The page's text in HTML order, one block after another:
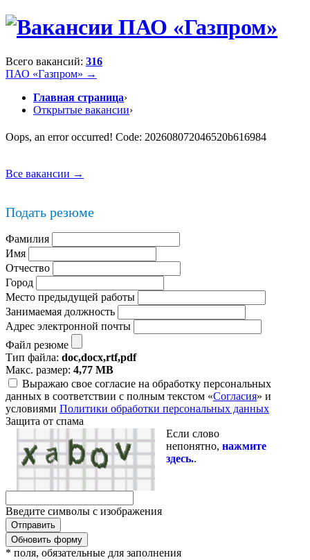
Всего вакансий: 316
ПАО «Газпром» →
Главная страница›
Открытые вакансии›
Oops, an error occurred! Code: 202608072046520b616984
Все вакансии →
Подать резюме
Фамилия
Имя
Отчество
Город
Место предыдущей работы
Занимаемая должность
Адрес электронной почты
Файл резюме
Тип файла: doc,docx,rtf,pdf
Макс. размер: 4,77 MB
Выражаю свое согласие на обработку персональных
данных в соответствии с полным текстом «Согласия» и
условиями Политики обработки персональных данных
Защита от спама
Если слово
непонятно, нажмите
здесь..
Введите символы с изображения
Обновить форму
* поля, обязательные для заполнения